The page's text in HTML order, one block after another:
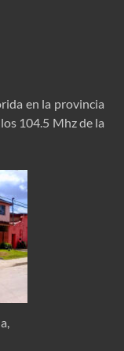
en la provincia
104.5 Mhz de la